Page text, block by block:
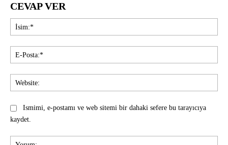
CEVAP VER
Ismimi, e-postamı ve web sitemi bir dahaki sefere bu tarayıcıya
kaydet.